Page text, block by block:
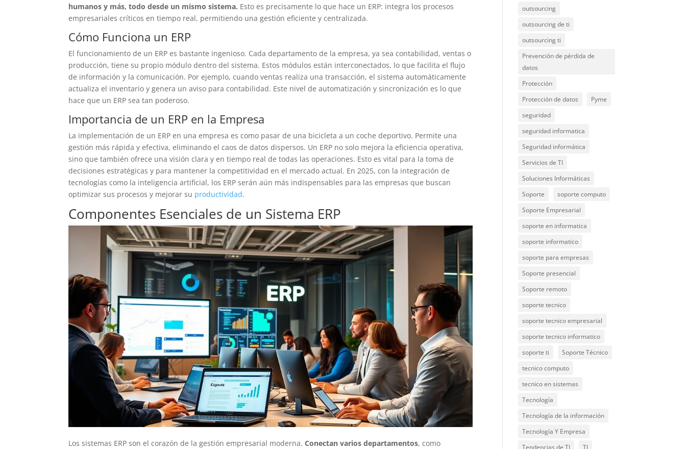
humanos y más, todo desde un mismo sistema. Esto es precisamente lo que hace un ERP: integra los procesos
empresariales críticos en tiempo real, permitiendo una gestión eficiente y centralizada.
Cómo Funciona un ERP
El funcionamiento de un ERP es bastante ingenioso. Cada departamento de la empresa, ya sea contabilidad, ventas o
producción, tiene su propio módulo dentro del sistema. Estos módulos están interconectados, lo que facilita el flujo
de información y la comunicación. Por ejemplo, cuando ventas realiza una transacción, el sistema automáticamente
actualiza el inventario y genera un aviso para contabilidad. Este nivel de automatización y sincronización es lo que
hace que un ERP sea tan poderoso.
Importancia de un ERP en la Empresa
La implementación de un ERP en una empresa es como pasar de una bicicleta a un coche deportivo. Permite una
gestión más rápida y efectiva, eliminando el caos de datos dispersos. Un ERP no solo mejora la eficiencia operativa,
sino que también ofrece una visión clara y en tiempo real de todas las operaciones. Esto es vital para la toma de
decisiones estratégicas y para mantener la competitividad en el mercado actual. En 2025, con la integración de
tecnologías como la inteligencia artificial, los ERP serán aún más indispensables para las empresas que buscan
optimizar sus procesos y mejorar su productividad.
Componentes Esenciales de un Sistema ERP
Los sistemas ERP son el corazón de la gestión empresarial moderna.Conectan varios departamentos, como
outsourcing
outsourcing de ti
outsourcing ti
Prevención de pérdida de
datos
Protección
Protección de datos
Pyme
seguridad
seguridad informatica
Seguridad informática
Servicios de TI
Soluciones Informáticas
Soporte
soporte computo
Soporte Empresarial
soporte en informatica
soporte informatico
soporte para empresas
Soporte presencial
Soporte remoto
soporte tecnico
soporte tecnico empresarial
soporte tecnico informatico
soporte ti
Soporte Técnico
tecnico computo
tecnico en sistemas
Tecnología
Tecnología de la información
Tecnología Y Empresa
Tendencias de TI
TI